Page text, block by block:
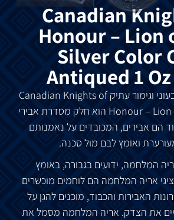
Canadian
Honour – Lion
Silver Color
Antiqued 1
וגימורעתיק Canadian Knights of
Honour – Lion הוא חלק מסדרת אבירי
הם אבירים, המכובדים על נאמנותם
ואומץ לבם מול סכנה.
המלחמה, ידועים בגבורה,באומץ
אריה המלחמה הם לוחמים מוכשרים
האבירות והכבוד, מוכנים להגן על
את הצדק. אריה המלחמה מסמל את